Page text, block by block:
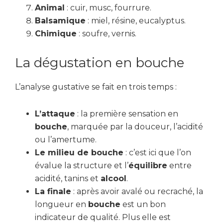
Animal : cuir, musc, fourrure.
Balsamique : miel, résine, eucalyptus.
Chimique : soufre, vernis.
La dégustation en bouche
L’analyse gustative se fait en trois temps :
L’attaque : la première sensation en
bouche, marquée par la douceur, l’acidité
ou l’amertume.
Le milieu de bouche : c’est ici que l’on
évalue la structure et l’équilibre entre
acidité, tanins et alcool.
La finale : après avoir avalé ou recraché, la
longueur en bouche est un bon
indicateur de qualité. Plus elle est